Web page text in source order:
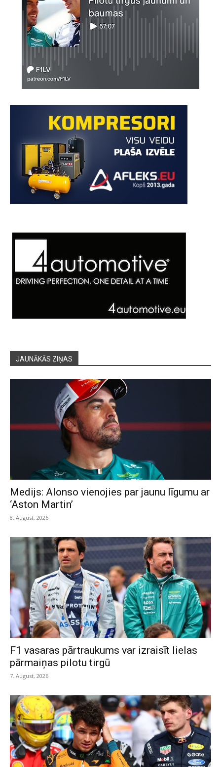
JAUNĀKĀS ZIŅAS
Medijs: Alonso vienojies par jaunu līgumu ar
‘Aston Martin’
8. August, 2026
F1 vasaras pārtraukums var izraisīt lielas
pārmaiņas pilotu tirgū
7. August, 2026